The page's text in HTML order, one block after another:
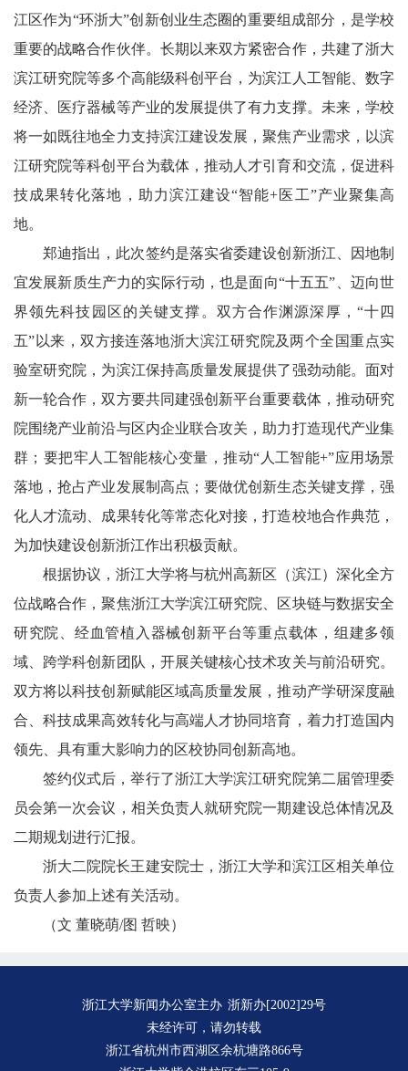
江区作为“环浙大”创新创业生态圈的重要组成部分，是学校
重要的战略合作伙伴。长期以来双方紧密合作，共建了浙大
滨江研究院等多个高能级科创平台，为滨江人工智能、数字
经济、医疗器械等产业的发展提供了有力支撑。未来，学校
将一如既往地全力支持滨江建设发展，聚焦产业需求，以滨
江研究院等科创平台为载体，推动人才引育和交流，促进科
技成果转化落地，助力滨江建设“智能+医工”产业聚集高
地。
郑迪指出，此次签约是落实省委建设创新浙江、因地制
宜发展新质生产力的实际行动，也是面向“十五五”、迈向世
界领先科技园区的关键支撑。双方合作渊源深厚，“十四
五”以来，双方接连落地浙大滨江研究院及两个全国重点实
验室研究院，为滨江保持高质量发展提供了强劲动能。面对
新一轮合作，双方要共同建强创新平台重要载体，推动研究
院围绕产业前沿与区内企业联合攻关，助力打造现代产业集
群；要把牢人工智能核心变量，推动“人工智能+”应用场景
落地，抢占产业发展制高点；要做优创新生态关键支撑，强
化人才流动、成果转化等常态化对接，打造校地合作典范，
为加快建设创新浙江作出积极贡献。
根据协议，浙江大学将与杭州高新区（滨江）深化全方
位战略合作，聚焦浙江大学滨江研究院、区块链与数据安全
研究院、经血管植入器械创新平台等重点载体，组建多领
域、跨学科创新团队，开展关键核心技术攻关与前沿研究。
双方将以科技创新赋能区域高质量发展，推动产学研深度融
合、科技成果高效转化与高端人才协同培育，着力打造国内
领先、具有重大影响力的区校协同创新高地。
签约仪式后，举行了浙江大学滨江研究院第二届管理委
员会第一次会议，相关负责人就研究院一期建设总体情况及
二期规划进行汇报。
浙大二院院长王建安院士，浙江大学和滨江区相关单位
负责人参加上述有关活动。
（文 董晓萌/图 哲映）
浙江大学新闻办公室主办 浙新办[2002]29号
未经许可，请勿转载
浙江省杭州市西湖区余杭塘路866号